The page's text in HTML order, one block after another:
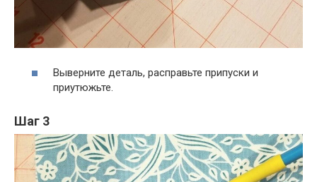
Выверните деталь, расправьте припуски и
приутюжьте.
Шаг 3